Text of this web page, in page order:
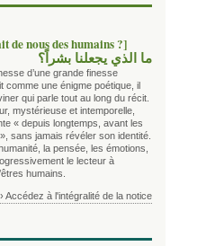
de nous des humains ?]
ما الذي يجعلنا بشراً؟
d’une grande finesse
comme une énigme poétique, il
qui parle tout au long du récit.
mystérieuse et intemporelle,
« depuis longtemps, avant les
sans jamais révéler son identité.
la pensée, les émotions,
le lecteur à
humains.
› Accédez à l'intégralité de la notice